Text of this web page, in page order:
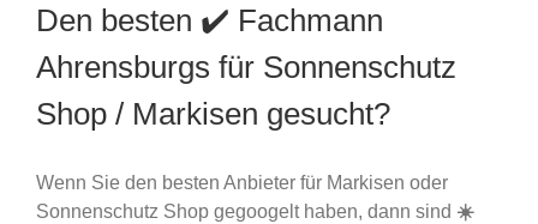
Den besten ✔️ Fachmann
Ahrensburgs für Sonnenschutz
Shop / Markisen gesucht?
Wenn Sie den besten Anbieter für Markisen oder
Sonnenschutz Shop gegoogelt haben, dann sind ☀️